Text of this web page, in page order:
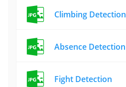
Climbing Detection
Absence Detection
Fight Detection